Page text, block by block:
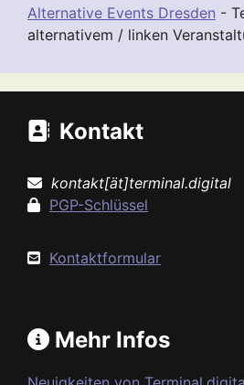
Alternative Events Dresden -
alternativem / linken
Kontakt
kontakt[ät]terminal.digital
PGP-Schlüssel
Kontaktformular
Mehr Infos